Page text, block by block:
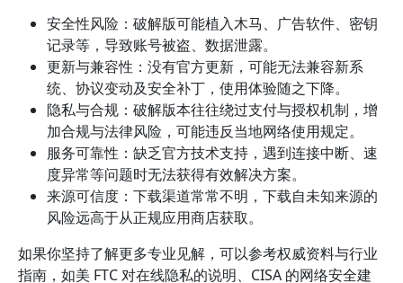
安全性风险：破解版可能植入木马、广告软件、密钥
记录等，导致账号被盗、数据泄露。
更新与兼容性：没有官方更新，可能无法兼容新系
统、协议变动及安全补丁，使用体验随之下降。
隐私与合规：破解版本往往绕过支付与授权机制，增
加合规与法律风险，可能违反当地网络使用规定。
服务可靠性：缺乏官方技术支持，遇到连接中断、速
度异常等问题时无法获得有效解决方案。
来源可信度：下载渠道常常不明，下载自未知来源的
风险远高于从正规应用商店获取。
如果你坚持了解更多专业见解，可以参考权威资料与行业
指南，如美 FTC 对在线隐私的说明、CISA 的网络安全建